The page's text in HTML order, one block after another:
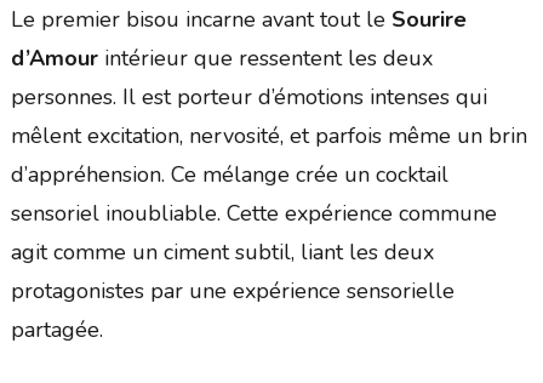
Le premier bisou incarne avant tout le Sourire
d’Amourintérieur que ressentent les deux
personnes. Il est porteur d’émotions intenses qui
mêlent excitation, nervosité, et parfois même un brin
d’appréhension. Ce mélange crée un cocktail
sensoriel inoubliable. Cette expérience commune
agit comme un ciment subtil, liant les deux
protagonistes par une expérience sensorielle
partagée.